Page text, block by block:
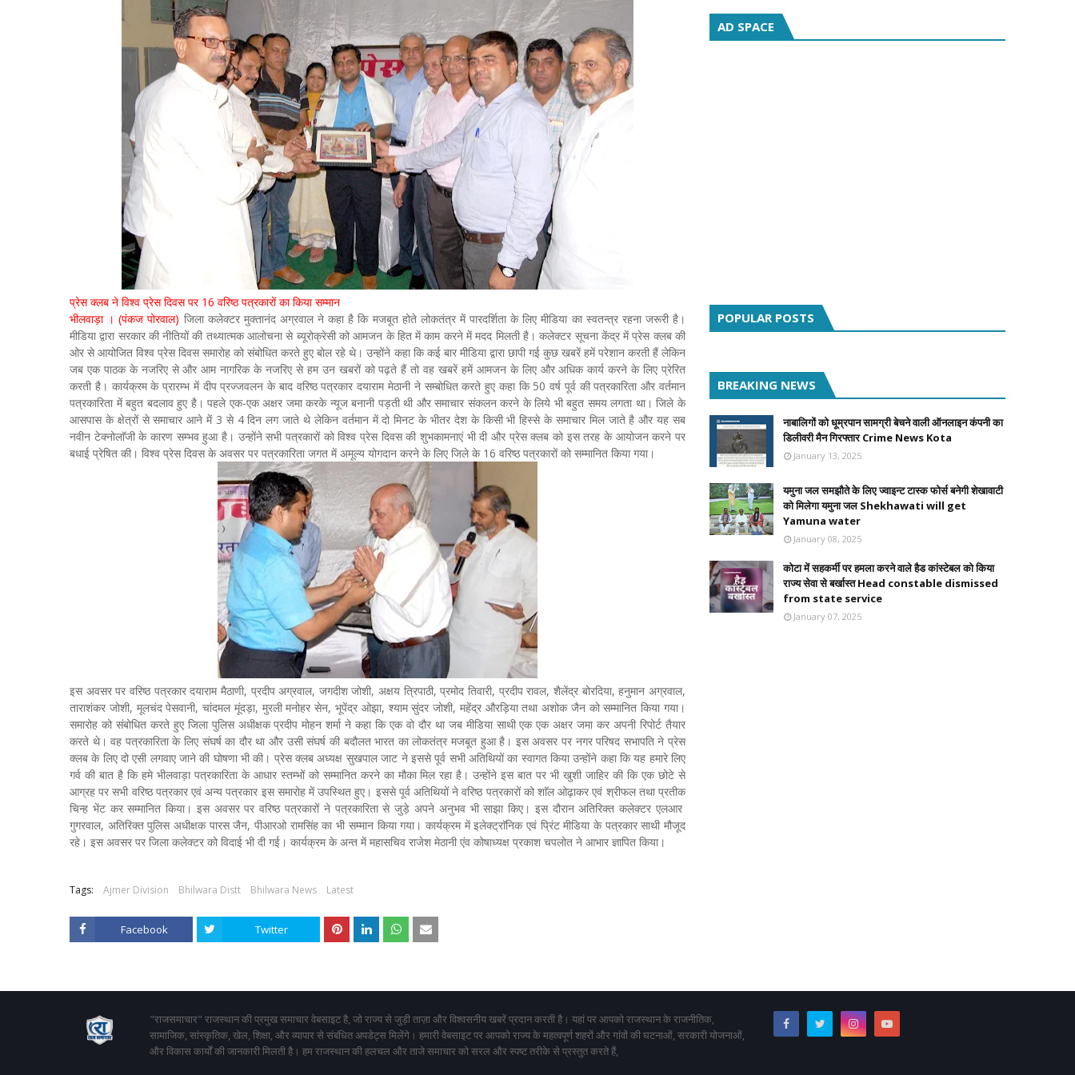
प्रेस क्लब ने विश्व प्रेस दिवस पर 16 वरिष्ठ पत्रकारों का किया सम्मान
भीलवाड़ा । (पंकज पोरवाल) जिला कलेक्टर मुक्तानंद अग्रवाल ने कहा है कि मजबूत होते लोकतंत्र में पारदर्शिता के लिए मीडिया का स्वतन्त्र रहना जरूरी है।
मीडिया द्वारा सरकार की नीतियों की तथ्यात्मक आलोचना से ब्यूरोक्रेसी को आमजन के हित में काम करने में मदद मिलती है। कलेक्टर सूचना केंद्र में प्रेस क्लब की
ओर से आयोजित विश्व प्रेस दिवस समारोह को संबोधित करते हुए बोल रहे थे। उन्होंने कहा कि कई बार मीडिया द्वारा छापी गई कुछ खबरें हमें परेशान करती हैं लेकिन
जब एक पाठक के नजरिए से और आम नागरिक के नजरिए से हम उन खबरों को पढ़ते हैं तो वह खबरें हमें आमजन के लिए और अधिक कार्य करने के लिए प्रेरित
करती है। कार्यक्रम के प्रारम्भ में दीप प्रज्जवलन के बाद वरिष्ठ पत्रकार दयाराम मेठानी ने सम्बोधित करते हुए कहा कि 50 वर्ष पूर्व की पत्रकारिता और वर्तमान
पत्रकारिता में बहुत बदलाव हुए है। पहले एक-एक अक्षर जमा करके न्यूज बनानी पड़ती थी और समाचार संकलन करने के लिये भी बहुत समय लगता था। जिले के
आसपास के क्षेत्रों से समाचार आने में 3 से 4 दिन लग जाते थे लेकिन वर्तमान में दो मिनट के भीतर देश के किसी भी हिस्से के समाचार मिल जाते है और यह सब
नवीन टेक्नोलाॅजी के कारण सम्भव हुआ है। उन्होंने सभी पत्रकारों को विश्व प्रेस दिवस की शुभकामनाएं भी दी और प्रेस क्लब को इस तरह के आयोजन करने पर
बधाई प्रेषित की। विश्व प्रेस दिवस के अवसर पर पत्रकारिता जगत में अमूल्य योगदान करने के लिए जिले के 16 वरिष्ठ पत्रकारों को सम्मानित किया गया।
इस अवसर पर वरिष्ठ पत्रकार दयाराम मैठाणी, प्रदीप अग्रवाल, जगदीश जोशी, अक्षय त्रिपाठी, प्रमोद तिवारी, प्रदीप रावल, शैलेंद्र बोरदिया, हनुमान अग्रवाल,
ताराशंकर जोशी, मूलचंद पेसवानी, चांदमल मूंदड़ा, मुरली मनोहर सेन, भूपेंद्र ओझा, श्याम सुंदर जोशी, महेंद्र औरड़िया तथा अशोक जैन को सम्मानित किया गया।
समारोह को संबोधित करते हुए जिला पुलिस अधीक्षक प्रदीप मोहन शर्मा ने कहा कि एक वो दौर था जब मीडिया साथी एक एक अक्षर जमा कर अपनी रिपोर्ट तैयार
करते थे। वह पत्रकारिता के लिए संघर्ष का दौर था और उसी संघर्ष की बदौलत भारत का लोकतंत्र मजबूत हुआ है। इस अवसर पर नगर परिषद सभापति ने प्रेस
क्लब के लिए दो एसी लगवाए जाने की घोषणा भी की। प्रेस क्लब अध्यक्ष सुखपाल जाट ने इससे पूर्व सभी अतिथियों का स्वागत किया उन्होंने कहा कि यह हमारे लिए
गर्व की बात है कि हमे भीलवाड़ा पत्रकारिता के आधार स्तम्भों को सम्मानित करने का मौका मिल रहा है। उन्होंने इस बात पर भी खुशी जाहिर की कि एक छोटे से
आग्रह पर सभी वरिष्ठ पत्रकार एवं अन्य पत्रकार इस समारोह में उपस्थित हुए। इससे पूर्व अतिथियों ने वरिष्ठ पत्रकारों को शाॅल ओढ़ाकर एवं श्रीफल तथा प्रतीक
चिन्ह भेंट कर सम्मानित किया। इस अवसर पर वरिष्ठ पत्रकारों ने पत्रकारिता से जुड़े अपने अनुभव भी साझा किए। इस दौरान अतिरिक्त कलेक्टर एलआर
गुगरवाल, अतिरिक्त पुलिस अधीक्षक पारस जैन, पीआरओ रामसिंह का भी सम्मान किया गया। कार्यक्रम में इलेक्ट्राॅनिक एवं प्रिंट मीडिया के पत्रकार साथी मौजूद
रहे। इस अवसर पर जिला कलेक्टर को विदाई भी दी गई। कार्यक्रम के अन्त में महासचिव राजेश मेठानी एंव कोषाध्यक्ष प्रकाश चपलोत ने आभार ज्ञापित किया।
Tags: Ajmer Division Bhilwara Distt Bhilwara News Latest
Facebook Twitter
AD SPACE
POPULAR POSTS
BREAKING NEWS
नाबालिगों को धूम्रपान सामग्री बेचने वाली ऑनलाइन कंपनी का
डिलीवरी मैन गिरफ्तार Crime News Kota
January 13, 2025
यमुना जल समझौते के लिए ज्वाइन्ट टास्क फोर्स बनेगी शेखावाटी
को मिलेगा यमुना जल Shekhawati will get
Yamuna water
January 08, 2025
कोटा में सहकर्मी पर हमला करने वाले हैड कांस्टेबल को किया
राज्य सेवा से बर्खास्त Head constable dismissed
from state service
January 07, 2025
"राजसमाचार" राजस्थान की प्रमुख समाचार वेबसाइट है, जो राज्य से जुड़ी ताज़ा और विश्वसनीय खबरें प्रदान करती है। यहां पर आपको राजस्थान के राजनीतिक,
सामाजिक, सांस्कृतिक, खेल, शिक्षा, और व्यापार से संबंधित अपडेट्स मिलेंगे। हमारी वेबसाइट पर आपको राज्य के महत्वपूर्ण शहरों और गांवों की घटनाओं, सरकारी योजनाओं,
और विकास कार्यों की जानकारी मिलती है। हम राजस्थान की हलचल और ताजे समाचार को सरल और स्पष्ट तरीके से प्रस्तुत करते हैं,